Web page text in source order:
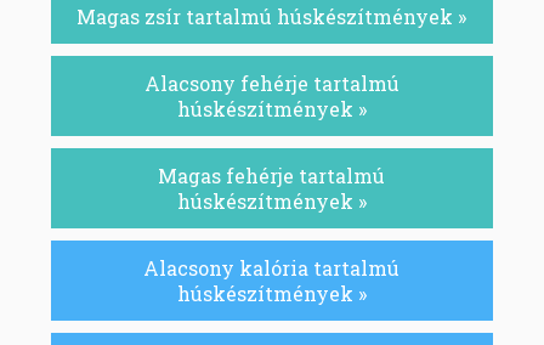
Magas zsír tartalmú húskészítmények »
Alacsony fehérje tartalmú
húskészítmények »
Magas fehérje tartalmú
húskészítmények »
Alacsony kalória tartalmú
húskészítmények »